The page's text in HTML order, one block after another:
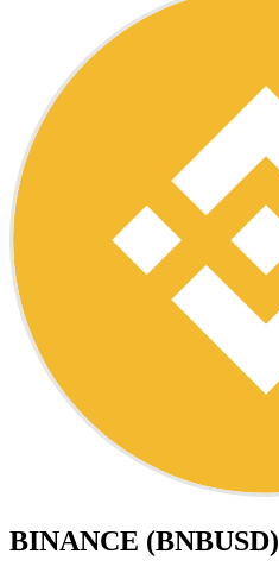
BINANCE (BNBUSD)